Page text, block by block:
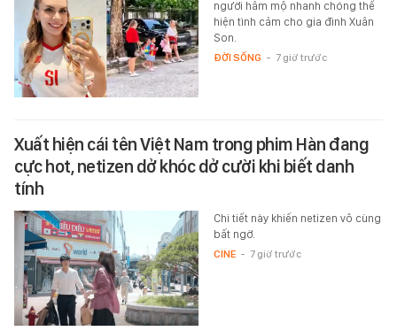
người hâm mộ nhanh chóng thể
hiện tình cảm cho gia đình Xuân
Son.
ĐỜI SỐNG - 7 giờ trước
Xuất hiện cái tên Việt Nam trong phim Hàn đang
cực hot, netizen dở khóc dở cười khi biết danh
tính
Chi tiết này khiến netizen vô cùng
bất ngờ.
CINE - 7 giờ trước